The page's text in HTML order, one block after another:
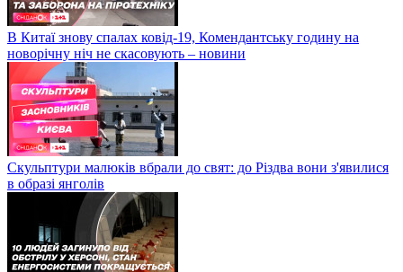
В Китаї знову спалах ковід-19, Комендантську годину на
новорічну ніч не скасовують – новини
Скульптури малюків вбрали до свят: до Різдва вони з'явилися
в образі янголів